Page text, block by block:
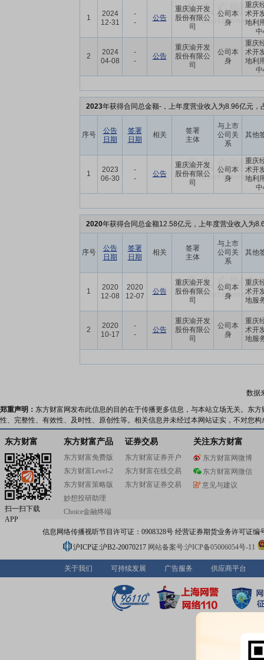
1
2024
12-31
-
-
公告
重庆渝开发
股份有限公
司
公司本
身
重庆
术开
地利
2
2024
04-08
-
-
公告
重庆渝开发
股份有限公
司
公司本
身
重庆
术开
地利
2023年获得合同总金额-，上年度营业收入为8.96亿元，
序号
公告
日期
签署
日期
相关
签署
主体
与上市
公司关
系
其他
1
2023
06-30
-
-
公告
重庆渝开发
股份有限公
司
公司本
身
重庆
术开
地利
2020年获得合同总金额12.58亿元，上年度营业收入为
序号
公告
日期
签署
日期
相关
签署
主体
与上市
公司关
系
其他
1
2020
12-08
2020
12-07
公告
重庆渝开发
股份有限公
司
公司本
身
重庆
术开
地服
2
2020
10-17
-
-
公告
重庆渝开发
股份有限公
司
公司本
身
重庆
术开
地服
数据
郑重声明： 东方财富网发布此信息的目的在于传播更多信息，与本站立场无关。东
性、完整性、有效性、及时性、原创性等。相关信息并未经过本网站证实，不对您
东方财富
扫一扫下载
APP
东方财富产品
东方财富免费版
东方财富Level-2
东方财富策略版
妙想投研助理
Choice金融终端
证券交易
东方财富证券开户
东方财富在线交易
东方财富证券交易
关注东方财富
东方财富网微博
东方财富网微信
意见与建议
信息网络传播视听节目许可证：0908328号 经营证券期货业务许可证编
沪ICP证:沪B2-20070217 网站备案号:沪ICP备05006054号-11
关于我们 可持续发展 广告服务 供应商平台